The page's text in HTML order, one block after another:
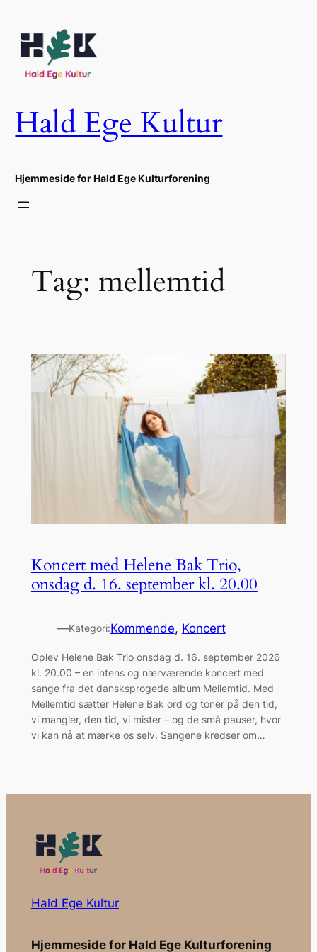
indhold
Hald Ege Kultur
Hjemmeside for Hald Ege Kulturforening
Tag: mellemtid
Koncert med Helene Bak Trio,
onsdag d. 16. september kl. 20.00
—Kategori:Kommende, Koncert
Oplev Helene Bak Trio onsdag d. 16. september 2026
kl. 20.00 – en intens og nærværende koncert med
sange fra det dansksprogede album Mellemtid. Med
Mellemtid sætter Helene Bak ord og toner på den tid,
vi mangler, den tid, vi mister – og de små pauser, hvor
vi kan nå at mærke os selv. Sangene kredser om…
Hald Ege Kultur
Hjemmeside for Hald Ege Kulturforening